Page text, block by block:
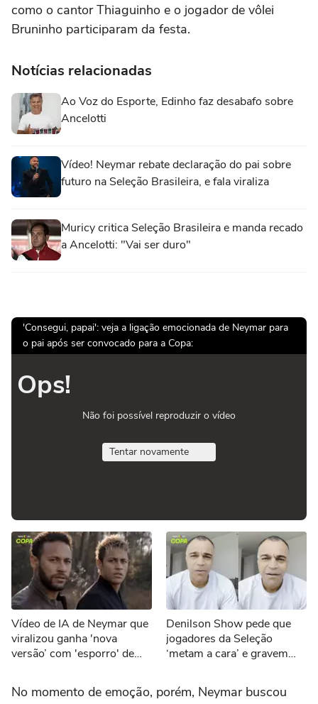
como o cantor Thiaguinho e o jogador de vôlei
Bruninho participaram da festa.
Notícias relacionadas
Ao Voz do Esporte, Edinho faz desabafo sobre
Ancelotti
Vídeo! Neymar rebate declaração do pai sobre
futuro na Seleção Brasileira, e fala viraliza
Muricy critica Seleção Brasileira e manda recado
a Ancelotti: "Vai ser duro"
'Consegui, papai': veja a ligação emocionada de Neymar para
o pai após ser convocado para a Copa:
Ops!
Não foi possível reproduzir o vídeo
Tentar novamente
Vídeo de IA de Neymar que
viralizou ganha 'nova
versão’ com 'esporro' de
pôquer’
Denilson Show pede que
jogadores da Seleção
‘metam a cara’ e gravem
Copa
No momento de emoção, porém, Neymar buscou